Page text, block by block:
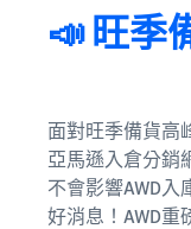
📣 旺季
面對旺季備貨高
亞馬遜入倉分銷
不會影響AWD入
好消息！AWD重